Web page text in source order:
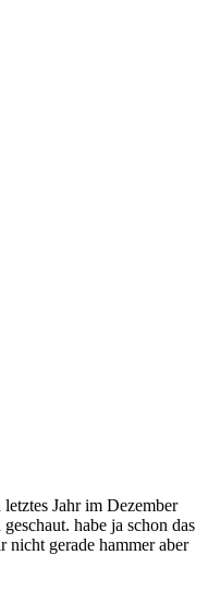
Jahr im Dezember
habe ja schon das
gerade hammer aber